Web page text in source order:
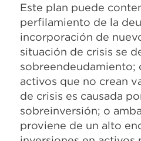
Este plan puede
perfilamiento de la
incorporación de
situación de crisis se
sobreendeudamiento;
activos que no crean
de crisis es causada
sobreinversión; o
proviene de un alto